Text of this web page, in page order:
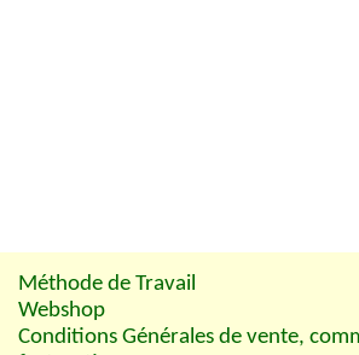
Méthode de Travail
Webshop
Conditions Générales de vente,